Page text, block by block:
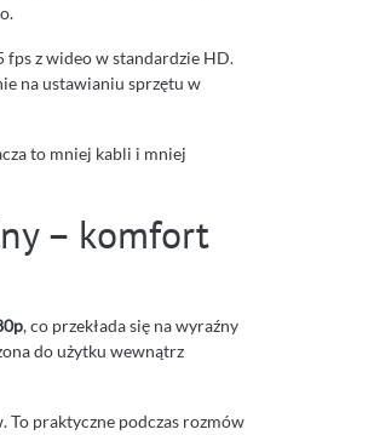
fps z wideo w standardzie HD.
na ustawianiu sprzętu w
to mniej kabli i mniej
– komfort
, co przekłada się na wyraźny
do użytku wewnątrz
To praktyczne podczas rozmów